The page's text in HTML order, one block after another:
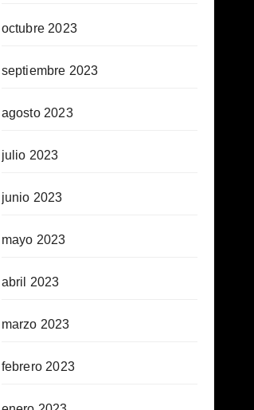
octubre 2023
septiembre 2023
agosto 2023
julio 2023
junio 2023
mayo 2023
abril 2023
marzo 2023
febrero 2023